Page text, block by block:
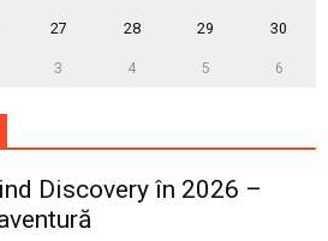
27 28 29 30
3 4 5 6
Discovery în 2026 –